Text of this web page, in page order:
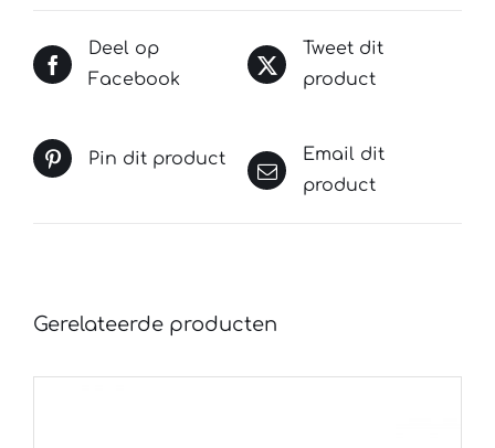
Deel op
Facebook
Tweet dit
product
Pin dit product
Email dit
product
Gerelateerde producten